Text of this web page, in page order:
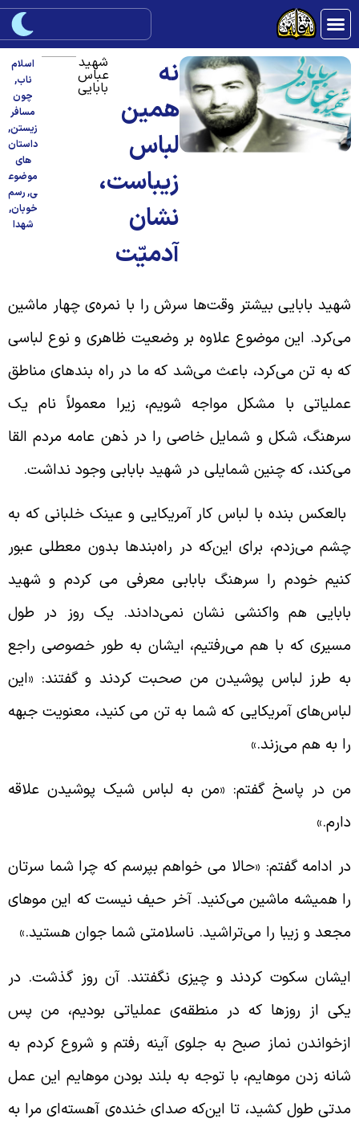
نه
همین
لباس
زیباست،
نشان
آدمیّت
شهید
عباس
بابایی
اسلام
ناب,
چون
مسافر
زیستن,
داستان
های
موضوع
,رسم
خوبان,
شهدا
بابایی بیشتر وقت‌ها سرش را با نمره‌ی چهار ماشین
این موضوع علاوه بر وضعیت ظاهری و نوع لباسی
به تن می‌کرد، باعث می‌شد که ما در راه بندهای مناطق
با مشکل مواجه شویم، زیرا معمولاً نام یک
شکل و شمایل خاصی را در ذهن عامه مردم القا
که چنین شمایلی در شهید بابابی وجود نداشت.
بنده با لباس کار آمریکایی و عینک خلبانی که به
می‌زدم، برای این‌که در راه‌بندها بدون معطلی عبور
خودم را سرهنگ بابابی معرفی می کردم و شهید
هم واکنشی نشان نمی‌دادند. یک روز در طول
که با هم می‌رفتیم، ایشان به طور خصوصی راجع
طرز لباس پوشیدن من صحبت کردند و گفتند: «این
آمریکایی که شما به تن می کنید، معنویت جبهه
به هم می‌زند.»
در پاسخ گفتم: «من به لباس شیک پوشیدن علاقه
ادامه گفتم: «حالا می خواهم بپرسم که چرا شما سرتان
همیشه ماشین می‌کنید. آخر حیف نیست که این موهای
و زیبا را می‌تراشید. ناسلامتی شما جوان هستید.»
سکوت کردند و چیزی نگفتند. آن روز گذشت. در
از روزها که در منطقه‌ی عملیاتی بودیم، من پس
نماز صبح به جلوی آینه رفتم و شروع کردم به
زدن موهایم، با توجه به بلند بودن موهایم این عمل
طول کشید، تا این‌که صدای خنده‌ی آهسته‌ای مرا به